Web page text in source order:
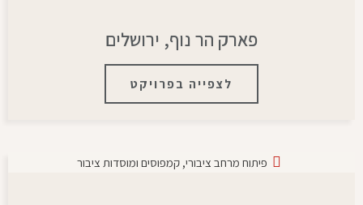
פארק הר נוף, ירושלים
לצפייה בפרויקט
פיתוח מרחב ציבורי, קמפוסים ומוסדות ציבור